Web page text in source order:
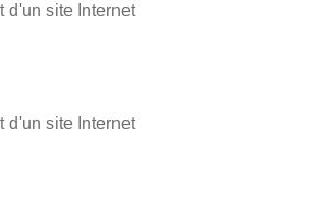
d'un site Internet
d'un site Internet